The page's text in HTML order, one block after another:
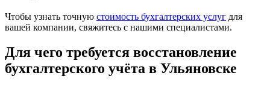
Чтобы узнать точную стоимость бухгалтерских услуг для
вашей компании, свяжитесь с нашими специалистами.
Для чего требуется восстановление
бухгалтерского учёта в Ульяновске